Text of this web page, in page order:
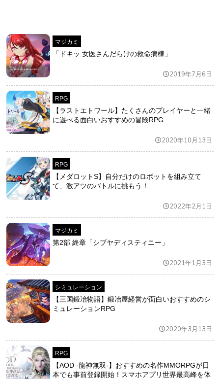
マジカミ
「ドキッ 女医さんだらけの救命病棟」
2019年7月6日
RPG
【ラストエトワール】たくさんのプレイヤーと一緒
に遊べる面白いおすすめの冒険RPG
2020年10月13日
RPG
【メダロットS】自分だけのロボットを組み立て
て、激アツのバトルに挑もう！
2022年2月1日
マジカミ
第2部 終章「シブヤディスティニー」
2021年1月3日
シミュレーション
【三国鍛冶物語】鍛冶屋経営が面白いおすすめのシ
ミュレーションRPG
2020年3月13日
RPG
【AOD -龍神無双-】おすすめの名作MMORPGが日
本でも事前登録開始！スマホアプリ世界最高峰を体